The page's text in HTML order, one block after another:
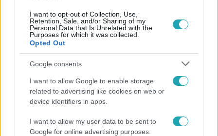
I want to opt-out of Collection, Use,
Retention, Sale, and/or Sharing of my
Personal Data that Is Unrelated with the
Purposes for which it was collected.
Opted Out
Google consents
I want to allow Google to enable storage
related to advertising like cookies on web or
device identifiers in apps.
I want to allow my user data to be sent to
Google for online advertising purposes.
Járai Máté kiakadt Siófokon